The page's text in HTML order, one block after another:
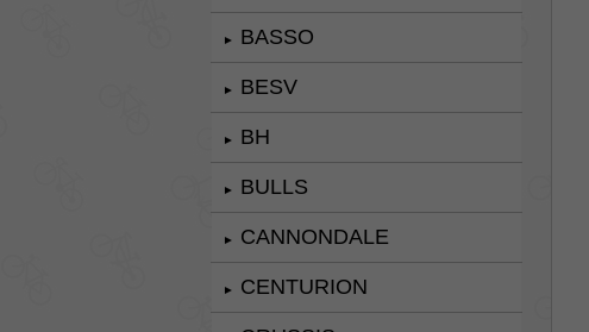
► BASSO
► BESV
► BH
► BULLS
► CANNONDALE
► CENTURION